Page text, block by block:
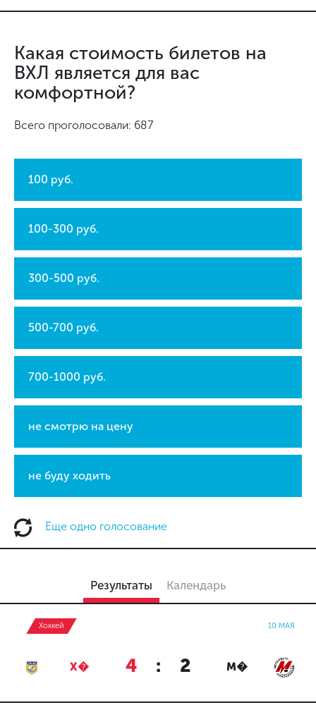
Какая стоимость билетов на
ВХЛ является для вас
комфортной?
Всего проголосовали: 687
100 руб.
100-300 руб.
300-500 руб.
500-700 руб.
700-1000 руб.
не смотрю на цену
не буду ходить
Еще одно голосование
Результаты Календарь
Хоккей 10 МАЯ
Х� 4 : 2 М�